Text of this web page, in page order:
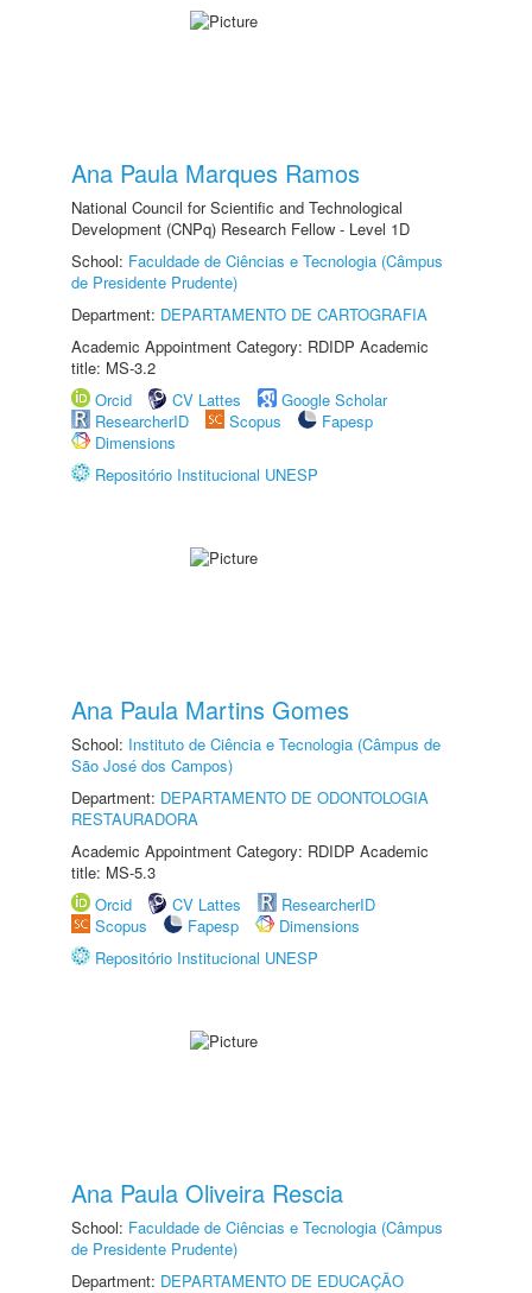
Ana Paula Marques Ramos
National Council for Scientific and Technological
Development (CNPq) Research Fellow - Level 1D
School: Faculdade de Ciências e Tecnologia (Câmpus
de Presidente Prudente)
Department: DEPARTAMENTO DE CARTOGRAFIA
Academic Appointment Category: RDIDP Academic
title: MS-3.2
Orcid
CV Lattes
Google Scholar
ResearcherID
Scopus
Fapesp
Dimensions
Repositório Institucional UNESP
Ana Paula Martins Gomes
School: Instituto de Ciência e Tecnologia (Câmpus de
São José dos Campos)
Department: DEPARTAMENTO DE ODONTOLOGIA
RESTAURADORA
Academic Appointment Category: RDIDP Academic
title: MS-5.3
Orcid
CV Lattes
ResearcherID
Scopus
Fapesp
Dimensions
Repositório Institucional UNESP
Ana Paula Oliveira Rescia
School: Faculdade de Ciências e Tecnologia (Câmpus
de Presidente Prudente)
Department: DEPARTAMENTO DE EDUCAÇÃO